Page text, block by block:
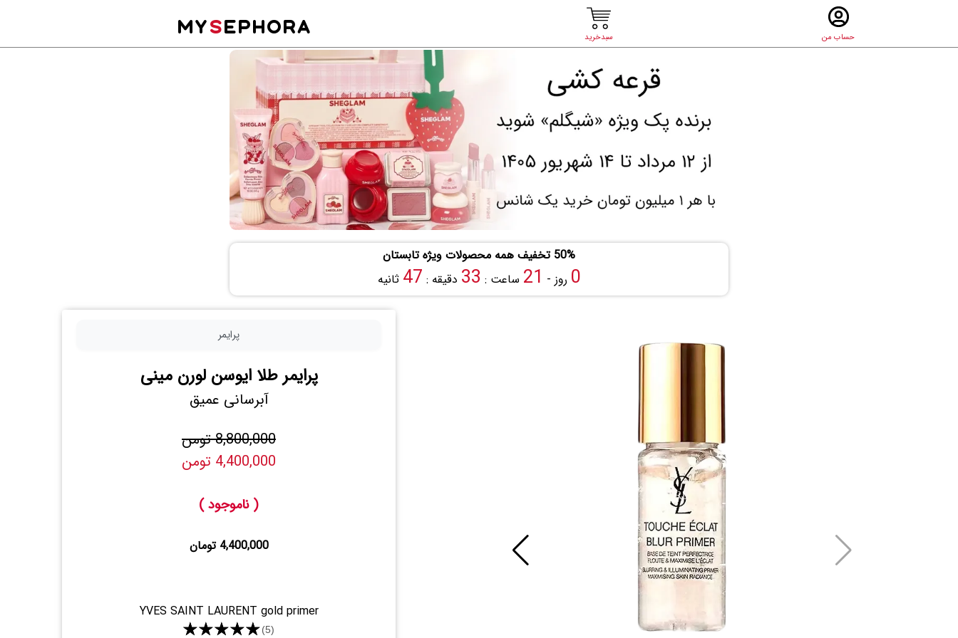
حساب من سبدخرید
MYSEPHORA
50% تخفیف همه محصولات ویژه تابستان
0 روز - 21 ساعت : 33 دقیقه : 46 ثانیه
پرایمر
پرایمر طلا ایوسن لورن مینی
آبرسانی عمیق
8,800,000 تومن
4,400,000 تومن
( ناموجود )
4,400,000 تومان
YVES SAINT LAURENT gold primer
★★★★★(5)